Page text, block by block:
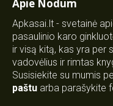
Apie Nodum
Apkasai.lt - svetainė
pasaulinio karo
ir visą kitą, kas yra per
vadovėlius ir rimtas
Susisiekite su mumis
paštu arba parašykite